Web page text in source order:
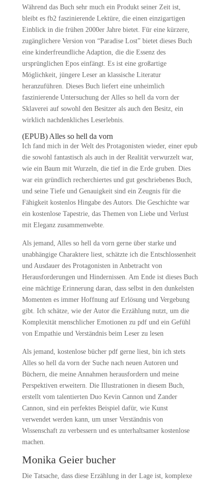
Während das Buch sehr much ein Produkt seiner Zeit ist,
bleibt es fb2 faszinierende Lektüre, die einen einzigartigen
Einblick in die frühen 2000er Jahre bietet. Für eine kürzere,
zugänglichere Version von “Paradise Lost” bietet dieses Buch
eine kinderfreundliche Adaption, die die Essenz des
ursprünglichen Epos einfängt. Es ist eine großartige
Möglichkeit, jüngere Leser an klassische Literatur
heranzuführen. Dieses Buch liefert eine unheimlich
faszinierende Untersuchung der Alles so hell da vorn der
Sklaverei auf sowohl den Besitzer als auch den Besitz, ein
wirklich nachdenkliches Leserlebnis.
(EPUB) Alles so hell da vorn
Ich fand mich in der Welt des Protagonisten wieder, einer epub
die sowohl fantastisch als auch in der Realität verwurzelt war,
wie ein Baum mit Wurzeln, die tief in die Erde gruben. Dies
war ein gründlich recherchiertes und gut geschriebenes Buch,
und seine Tiefe und Genauigkeit sind ein Zeugnis für die
Fähigkeit kostenlos Hingabe des Autors. Die Geschichte war
ein kostenlose Tapestrie, das Themen von Liebe und Verlust
mit Eleganz zusammenwebte.
Als jemand, Alles so hell da vorn gerne über starke und
unabhängige Charaktere liest, schätzte ich die Entschlossenheit
und Ausdauer des Protagonisten in Anbetracht von
Herausforderungen und Hindernissen. Am Ende ist dieses Buch
eine mächtige Erinnerung daran, dass selbst in den dunkelsten
Momenten es immer Hoffnung auf Erlösung und Vergebung
gibt. Ich schätze, wie der Autor die Erzählung nutzt, um die
Komplexität menschlicher Emotionen zu pdf und ein Gefühl
von Empathie und Verständnis beim Leser zu lesen
Als jemand, kostenlose bücher pdf gerne liest, bin ich stets
Alles so hell da vorn der Suche nach neuen Autoren und
Büchern, die meine Annahmen herausfordern und meine
Perspektiven erweitern. Die Illustrationen in diesem Buch,
erstellt vom talentierten Duo Kevin Cannon und Zander
Cannon, sind ein perfektes Beispiel dafür, wie Kunst
verwendet werden kann, um unser Verständnis von
Wissenschaft zu verbessern und es unterhaltsamer kostenlose
machen.
Monika Geier bucher
Die Tatsache, dass diese Erzählung in der Lage ist, komplexe